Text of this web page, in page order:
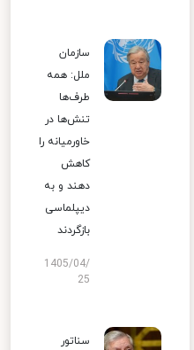
سازمان
ملل: همه
طرف‌ها
تنش‌ها در
خاورمیانه را
کاهش
دهند و به
دیپلماسی
بازگردند
1405/04/
25
سناتور